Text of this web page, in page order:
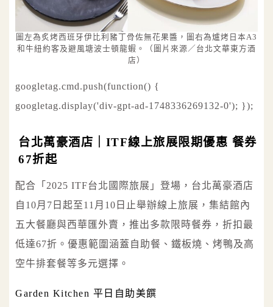
圖左為炙烤西班牙伊比利豬丁骨佐無花果醬，圖右為爐烤日本A3
和牛紐約客及避風塘波士頓龍蝦。（圖片來源／台北文華東方酒
店）
googletag.cmd.push(function() {
googletag.display('div-gpt-ad-1748336269132-0'); });
台北萬豪酒店｜ITF線上旅展限期優惠 餐券
67折起
配合「2025 ITF台北國際旅展」登場，台北萬豪酒店
自10月7日起至11月10日止舉辦線上旅展，集結館內
五大餐廳與西華匯外賣，推出多款限時餐券，折扣最
低達67折。優惠範圍涵蓋自助餐、鐵板燒、烤鴨及高
空牛排套餐等多元選擇。
Garden Kitchen 平日自助美饌